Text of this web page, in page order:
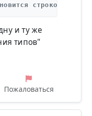
строкой
и ту же
типов"
Пожаловаться